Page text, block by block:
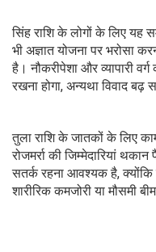
सिंह राशि के लोगों के लिए यह
भी अज्ञात योजना पर भरोसा
है। नौकरीपेशा और व्यापारी
रखना होगा, अन्यथा विवाद बढ़
तुला राशि के जातकों के लिए
रोजमर्रा की जिम्मेदारियां
सतर्क रहना आवश्यक है, क्योंकि
शारीरिक कमजोरी या मौसमी